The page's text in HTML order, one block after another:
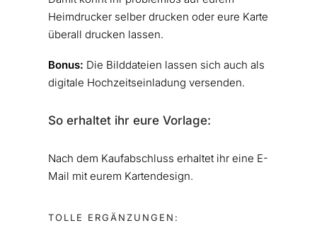
Heimdrucker selber drucken oder eure Karte
überall drucken lassen.
Bonus: Die Bilddateien lassen sich auch als
digitale Hochzeitseinladung versenden.
So erhaltet ihr eure Vorlage:
Nach dem Kaufabschluss erhaltet ihr eine E-
Mail mit eurem Kartendesign.
TOLLE ERGÄNZUNGEN: